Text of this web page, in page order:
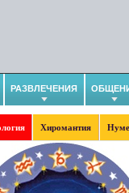
РАЗВЛЕЧЕНИЯ
Хиромантия